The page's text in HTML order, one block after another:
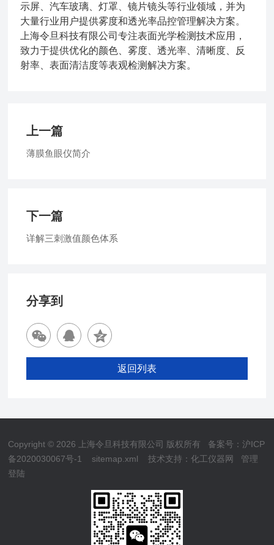
示屏、汽车玻璃、灯罩、镜片镜头等行业领域，并为
大量行业用户提供雾度和透光率品控管理解决方案。
上海令旦科技有限公司专注表面光学检测技术应用，
致力于提供优化的颜色、雾度、透光率、清晰度、反
射率、表面清洁度等表观检测解决方案。
上一篇
薄膜鱼眼仪简介
下一篇
详解三刺激值颜色体系
分享到
返回列表
Copyright © 2026 上海令旦科技有限公司 版权所有 备案号：沪ICP
备2020030067号-1
sitemap.xml 技术支持：化工仪器网
管理
登陆